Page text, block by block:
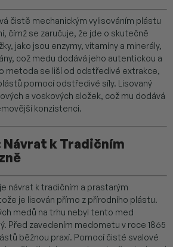
čistě mechanickým vylisováním plástu
čímž se zaručuje, že jde o skutečně
jako jsou enzymy, vitamíny a minerály,
což medu dodává jeho autentickou a
metoda se liší od odstředivé extrakce,
pomocí odstředivé síly. Lisovaný
a voskových složek, což mu dodává
konzistenci.
Návrat k Tradičním
návrat k tradičním a prastarým
je lisován přímo z přírodního plástu.
medů na trhu nebyl tento med
Před zavedením medometu v roce 1865
běžnou praxí. Pomocí čisté svalové